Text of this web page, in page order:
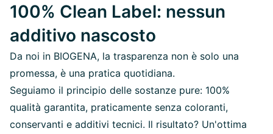
100% Clean Label: nessun
additivo nascosto
Da noi in BIOGENA, la trasparenza non è solo una
promessa, è una pratica quotidiana.
Seguiamo il principio delle sostanze pure: 100%
qualità garantita, praticamente senza coloranti,
conservanti e additivi tecnici. Il risultato? Un'ottima